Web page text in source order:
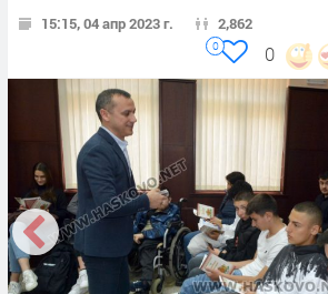
15:15, 04 апр 2023 г. 2,862
0
0